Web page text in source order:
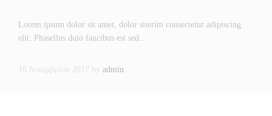
Lorem ipsum dolor sit amet, dolor siterim consectetur adipiscing
elit. Phasellus duio faucibus est sed…
16 Δεκεμβρίου 2017 by admin